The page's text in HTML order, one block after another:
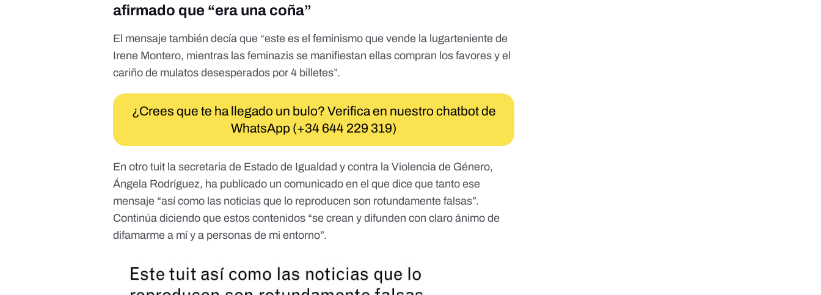
afirmado que “era una coña”
El mensaje también decía que “este es el feminismo que vende la lugarteniente de
Irene Montero, mientras las feminazis se manifiestan ellas compran los favores y el
cariño de mulatos desesperados por 4 billetes”.
¿Crees que te ha llegado un bulo? Verifica en nuestro chatbot de
WhatsApp (+34 644 229 319)
En otro tuit la secretaria de Estado de Igualdad y contra la Violencia de Género,
Ángela Rodríguez, ha publicado un comunicado en el que dice que tanto ese
mensaje “así como las noticias que lo reproducen son rotundamente falsas”.
Continúa diciendo que estos contenidos “se crean y difunden con claro ánimo de
difamarme a mí y a personas de mi entorno”.